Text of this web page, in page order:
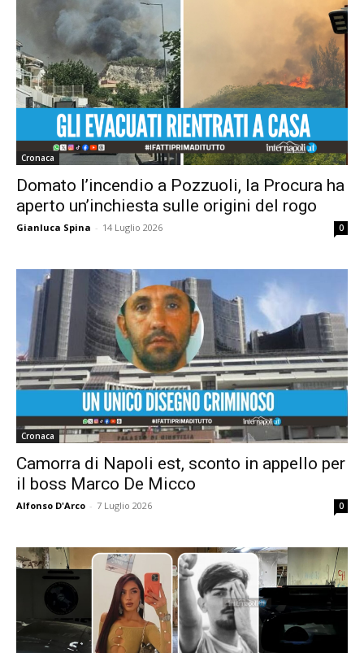
Cronaca
Domato l’incendio a Pozzuoli, la Procura ha
aperto un’inchiesta sulle origini del rogo
Gianluca Spina - 14 Luglio 2026 0
Cronaca
Camorra di Napoli est, sconto in appello per
il boss Marco De Micco
Alfonso D'Arco - 7 Luglio 2026 0